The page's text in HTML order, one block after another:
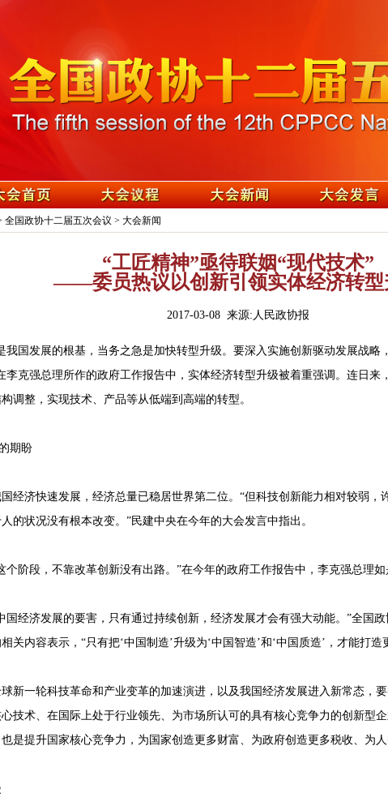
全国政协十二届五次会议 > 大会新闻
“工匠精神”亟待联姻“现代技术”
——委员热议以创新引领实体经济转型
2017-03-08 来源:人民政协报
我国发展的根基，当务之急是加快转型升级。要深入实施创新驱动发展战略
李克强总理所作的政府工作报告中，实体经济转型升级被着重强调。连日来
调整，实现技术、产品等从低端到高端的转型。
期盼
经济快速发展，经济总量已稳居世界第二位。“但科技创新能力相对较弱，
的状况没有根本改变。”民建中央在今年的大会发言中指出。
个阶段，不靠改革创新没有出路。”在今年的政府工作报告中，李克强总理如
国经济发展的要害，只有通过持续创新，经济发展才会有强大动能。”全国
关内容表示，“只有把‘中国制造’升级为‘中国智造’和‘中国质造’，才能打造
新一轮科技革命和产业变革的加速演进，以及我国经济发展进入新常态，
技术、在国际上处于行业领先、为市场所认可的具有核心竞争力的创新型
是提升国家核心竞争力，为国家创造更多财富、为政府创造更多税收、为人